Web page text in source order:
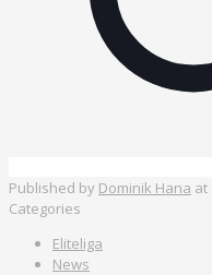
Published by Dominik Hana at
Categories
Eliteliga
News